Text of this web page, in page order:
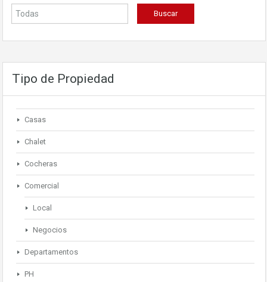
Tipo de Propiedad
Casas
Chalet
Cocheras
Comercial
Local
Negocios
Departamentos
PH